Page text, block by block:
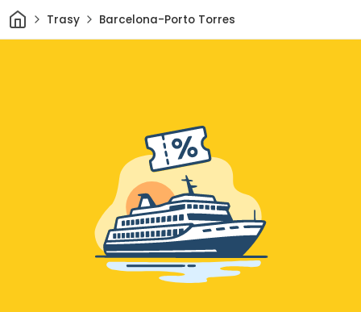
DomTrasy Barcelona-Porto Torres